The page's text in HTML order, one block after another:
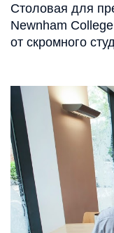
Столовая для
Newnham
от скромного